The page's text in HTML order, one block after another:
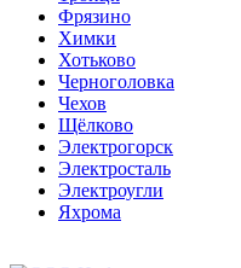
Фрязино
Химки
Хотьково
Черноголовка
Чехов
Щёлково
Электрогорск
Электросталь
Электроугли
Яхрома